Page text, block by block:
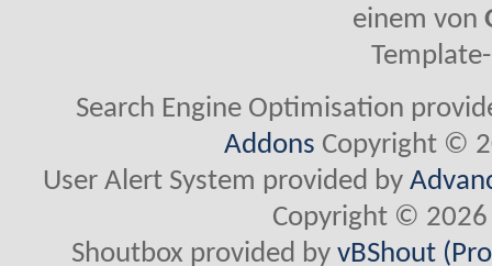
einem von
Search Engine Optimisation
Addons Copyright ©
User Alert System provided by
Copyright © 2026
Shoutbox provided byvBShout